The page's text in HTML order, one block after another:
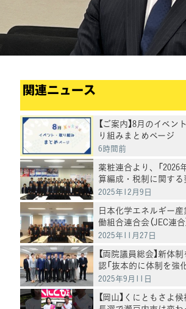
関連ニュース
【ご案内】8月のイベン
り組みまとめページ
6時間前
薬粧連合より、「2026
算編成・税制に関する
を受け、意見交換
2025年12月9日
日本化学エネルギー産
働組合連合会（JEC連合
り、産業政策要望に関
2025年11月27日
【両院議員総会】新体
認「抜本的に体制を強
2025年9月11日
【岡山】くにともさよ候